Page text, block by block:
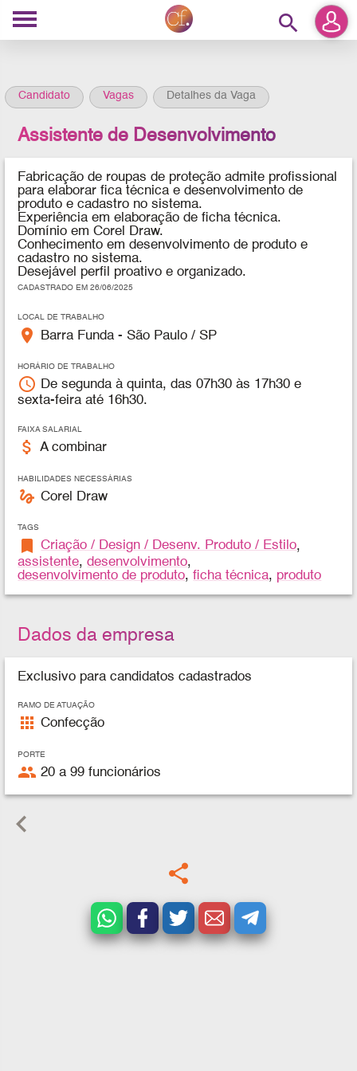
search
Candidato Vagas Detalhes da Vaga
Assistente de Desenvolvimento
Fabricação de roupas de proteção admite profissional
para elaborar fica técnica e desenvolvimento de
produto e cadastro no sistema.
Experiência em elaboração de ficha técnica.
Domínio em Corel Draw.
Conhecimento em desenvolvimento de produto e
cadastro no sistema.
Desejável perfil proativo e organizado.
CADASTRADO EM 26/06/2025
LOCAL DE TRABALHO
place Barra Funda - São Paulo / SP
HORÁRIO DE TRABALHO
access_time De segunda à quinta, das 07h30 às 17h30 e
sexta-feira até 16h30.
FAIXA SALARIAL
attach_money A combinar
HABILIDADES NECESSÁRIAS
gesture Corel Draw
TAGS
bookmark Criação / Design / Desenv. Produto / Estilo,
assistente,desenvolvimento,
desenvolvimento de produto,ficha técnica, produto
Dados da empresa
Exclusivo para candidatos cadastrados
RAMO DE ATUAÇÃO
apps Confecção
PORTE
people 20 a 99 funcionários
keyboard_arrow_left
share